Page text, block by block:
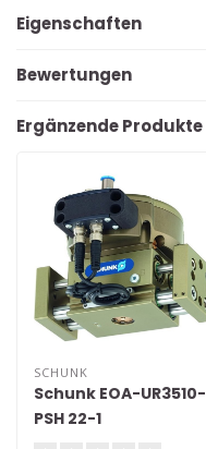
Eigenschaften
Bewertungen
Ergänzende Produkte
SCHUNK
Schunk EOA-UR3510-
PSH 22-1